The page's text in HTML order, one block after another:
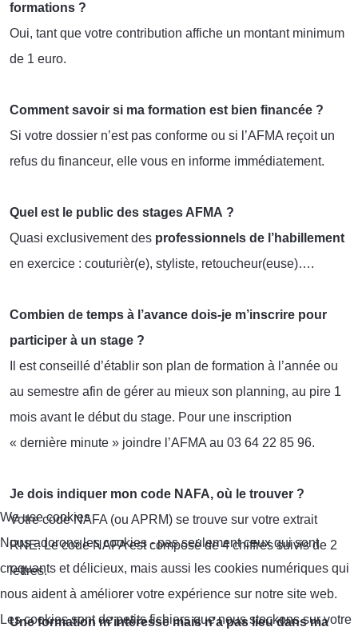
formations ?
Oui, tant que votre contribution affiche un montant minimum
de 1 euro.
Comment savoir si ma formation est bien financée ?
Si votre dossier n’est pas conforme ou si l’AFMA reçoit un
refus du financeur, elle vous en informe immédiatement.
Quel est le public des stages AFMA ?
Quasi exclusivement des professionnels de l’habillement
en exercice : couturièr(e), styliste, retoucheur(euse)….
Combien de temps à l’avance dois-je m’inscrire pour
participer à un stage ?
Il est conseillé d’établir son plan de formation à l’année ou
au semestre afin de gérer au mieux son planning, au pire 1
mois avant le début du stage. Pour une inscription
« dernière minute » joindre l’AFMA au 03 64 22 85 96.
Je dois indiquer mon code NAFA, où le trouver ?
Votre code NAFA (ou APRM) se trouve sur votre extrait
RNE. Le code NAFA est composé de 4 chiffres suivis de 2
lettres.
Une formation m’intéresse mais n’a pas lieu dans ma
We use cookies
Nous adorons les cookies - pas seulement ceux qui sont
croquants et délicieux, mais aussi les cookies numériques qui
nous aident à améliorer votre expérience sur notre site web.
Les cookies sont de petits fichiers que nous stockons sur votre